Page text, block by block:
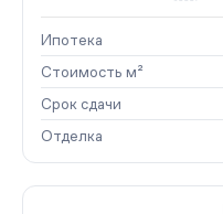
Ипотека
Стоимость м²
Срок сдачи
Отделка